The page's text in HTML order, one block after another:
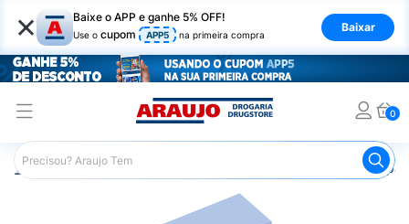
× Baixe o APP e ganhe 5% OFF!
Use o cupom APP5 na primeira compra
Baixar
0
Araujo Medicamentos